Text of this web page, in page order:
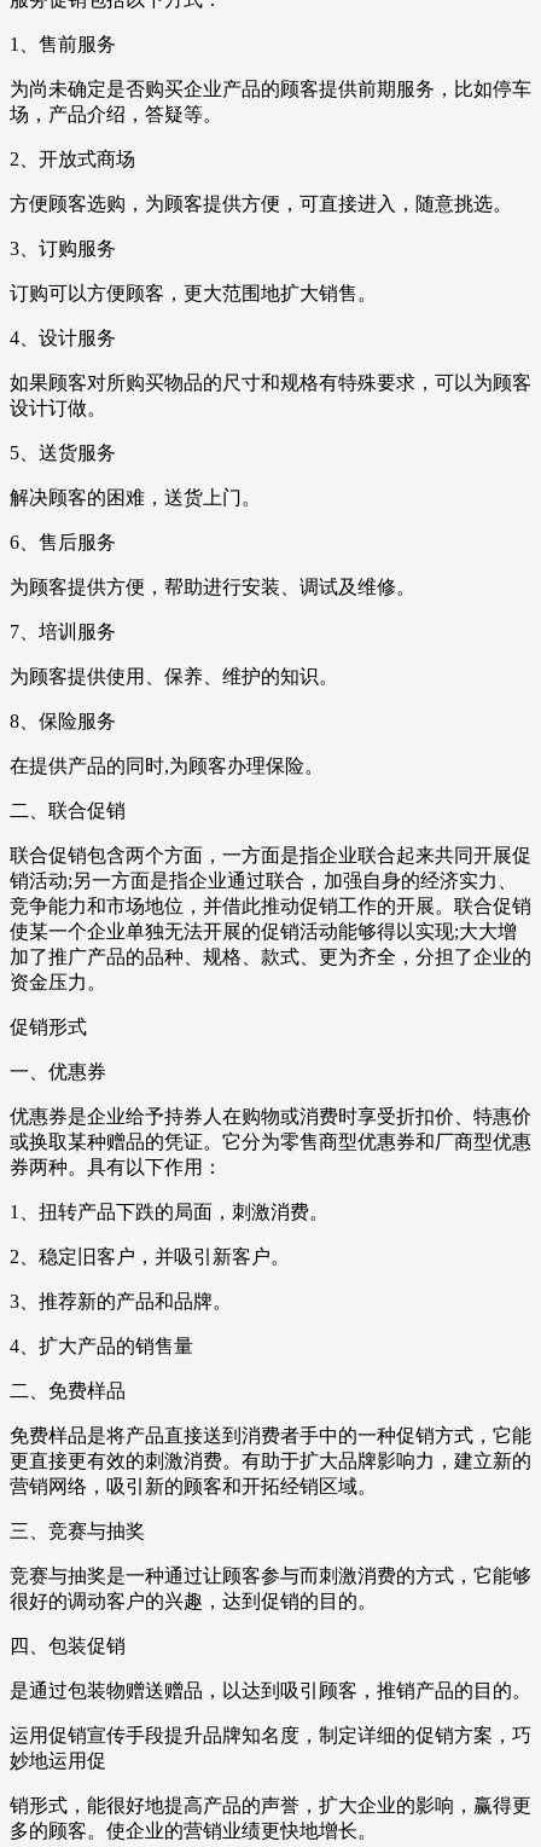
1、售前服务
为尚未确定是否购买企业产品的顾客提供前期服务，比如停车
场，产品介绍，答疑等。
2、开放式商场
方便顾客选购，为顾客提供方便，可直接进入，随意挑选。
3、订购服务
订购可以方便顾客，更大范围地扩大销售。
4、设计服务
如果顾客对所购买物品的尺寸和规格有特殊要求，可以为顾客
设计订做。
5、送货服务
解决顾客的困难，送货上门。
6、售后服务
为顾客提供方便，帮助进行安装、调试及维修。
7、培训服务
为顾客提供使用、保养、维护的知识。
8、保险服务
在提供产品的同时,为顾客办理保险。
二、联合促销
联合促销包含两个方面，一方面是指企业联合起来共同开展促
销活动;另一方面是指企业通过联合，加强自身的经济实力、
竞争能力和市场地位，并借此推动促销工作的开展。联合促销
使某一个企业单独无法开展的促销活动能够得以实现;大大增
加了推广产品的品种、规格、款式、更为齐全，分担了企业的
资金压力。
促销形式
一、优惠券
优惠券是企业给予持券人在购物或消费时享受折扣价、特惠价
或换取某种赠品的凭证。它分为零售商型优惠券和厂商型优惠
券两种。具有以下作用：
1、扭转产品下跌的局面，刺激消费。
2、稳定旧客户，并吸引新客户。
3、推荐新的产品和品牌。
4、扩大产品的销售量
二、免费样品
免费样品是将产品直接送到消费者手中的一种促销方式，它能
更直接更有效的刺激消费。有助于扩大品牌影响力，建立新的
营销网络，吸引新的顾客和开拓经销区域。
三、竞赛与抽奖
竞赛与抽奖是一种通过让顾客参与而刺激消费的方式，它能够
很好的调动客户的兴趣，达到促销的目的。
四、包装促销
是通过包装物赠送赠品，以达到吸引顾客，推销产品的目的。
运用促销宣传手段提升品牌知名度，制定详细的促销方案，巧
妙地运用促
销形式，能很好地提高产品的声誉，扩大企业的影响，赢得更
多的顾客。使企业的营销业绩更快地增长。